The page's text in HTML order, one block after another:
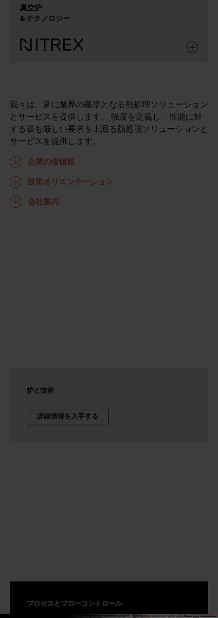
真空炉
& テクノロジー
我々は、常に業界の基準となる熱処理ソリューション
とサービスを提供します。 強度を定義し、性能に対
する最も厳しい要求を上回る熱処理ソリューションと
サービスを提供します。
企業の価値観
技術オリエンテーション
会社案内
炉と技術
詳細情報を入手する
プロセスとフローコントロール